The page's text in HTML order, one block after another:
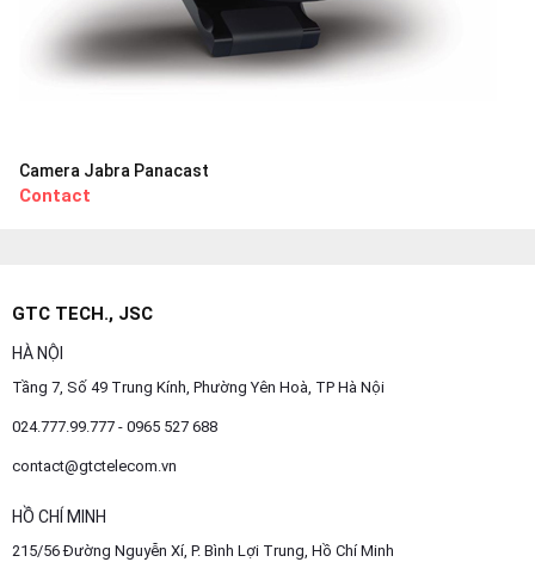
Camera Jabra Panacast
Contact
GTC TECH., JSC
HÀ NỘI
Tầng 7, Số 49 Trung Kính, Phường Yên Hoà, TP Hà Nội
024.777.99.777 - 0965 527 688
contact@gtctelecom.vn
HỒ CHÍ MINH
215/56 Đường Nguyễn Xí, P. Bình Lợi Trung, Hồ Chí Minh